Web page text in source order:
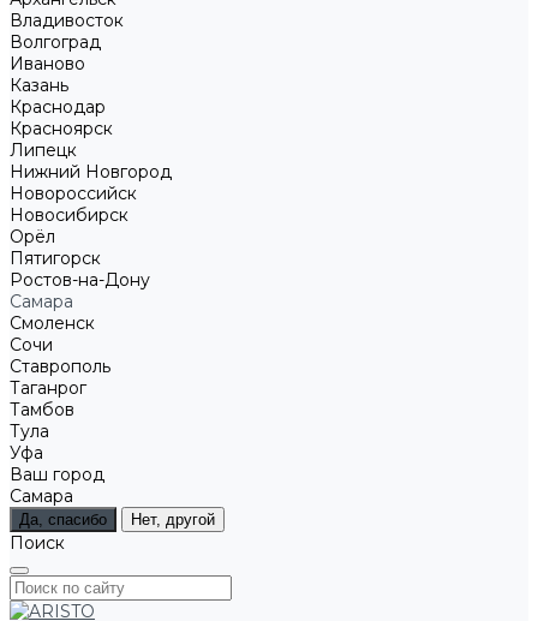
Владивосток
Волгоград
Иваново
Казань
Краснодар
Красноярск
Липецк
Нижний Новгород
Новороссийск
Новосибирск
Орёл
Пятигорск
Ростов-на-Дону
Самара
Смоленск
Сочи
Ставрополь
Таганрог
Тамбов
Тула
Уфа
Ваш город
Самара
Да, спасибо Нет, другой
Поиск